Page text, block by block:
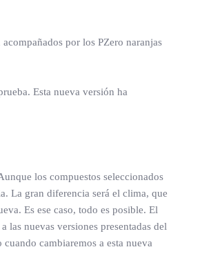
por los PZero naranjas
Esta nueva versión ha
los compuestos seleccionados
La gran diferencia será el clima, que
Es ese caso, todo es posible. El
las nuevas versiones presentadas del
cambiaremos a esta nueva